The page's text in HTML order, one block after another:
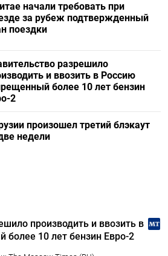
начали требовать при
за рубеж подтвержденный
поездки
разрешило
и ввозить в Россию
более 10 лет бензин
2
произошел третий блэкаут
недели